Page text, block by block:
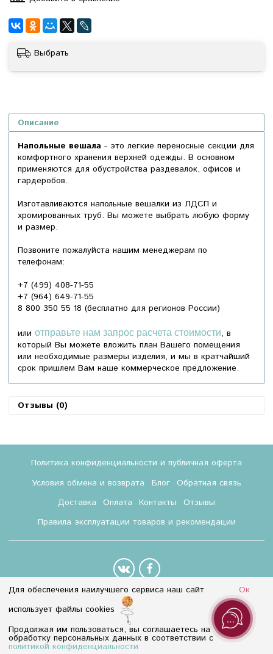
Выбрать
Описание
Напольные вешала - это легкие переносные секции для
комфортного хранения верхней одежды. В основном
применяются для обустройства раздевалок, офисов и
гардеробов.
Изготавливаются напольные вешалки из ЛДСП и
хромированных труб. Вы можете выбрать любую форму
и размер.
Позвоните пожалуйста нашим менеджерам по
телефонам:
+7 (499) 408-71-55
+7 (964) 649-71-55
8 800 350 55 18 (бесплатно для регионов России)
или отправьте нам запрос расчета стоимости, в
который Вы можете вложить план Вашего помещения
или необходимые размеры изделия, и мы в кратчайший
срок пришлем Вам наше коммерческое предложение.
Отзывы (0)
Политика конфиденциальности и публичная оферта
Условия обмена и возврата
Блог Обратная связь
Доставка Оплата Контакты
Отзывы
Правила эксплуатации товаров и рекомендации
8 (800) 350-55-18
Info@baletmarket.ru
Интернет-магазин создан на InSales
Для обеспечения наилучшего сервиса наш сайт
использует файлы cookies
Продолжая им пользоваться, вы соглашаетесь на
обработку персональных данных в соответствии с
политикой конфиденциальности
Ок